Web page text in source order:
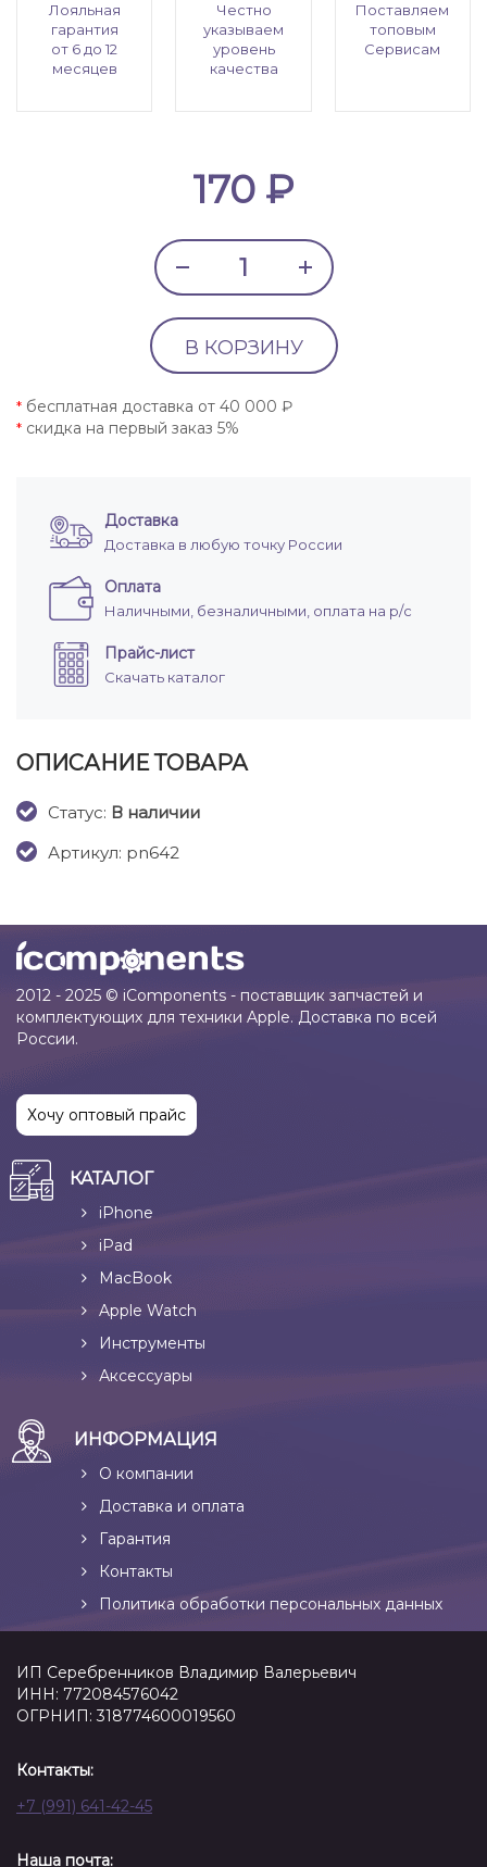
Лояльная
гарантия
от 6 до 12
месяцев
Честно
указываем
уровень
качества
Поставляем
топовым
Сервисам
170 ₽
В КОРЗИНУ
* бесплатная доставка от 40 000 ₽
* скидка на первый заказ 5%
Доставка
Доставка в любую точку России
Оплата
Наличными, безналичными, оплата на р/с
Прайс-лист
Скачать каталог
ОПИСАНИЕ ТОВАРА
Cтатус: В наличии
Артикул: pn642
2012 - 2025 © iComponents - поставщик запчастей и
комплектующих для техники Apple. Доставка по всей
России.
Хочу оптовый прайс
КАТАЛОГ
iPhone
iPad
MacBook
Apple Watch
Инструменты
Аксессуары
ИНФОРМАЦИЯ
О компании
Доставка и оплата
Гарантия
Контакты
Политика обработки персональных данных
ИП Серебренников Владимир Валерьевич
ИНН: 772084576042
ОГРНИП: 318774600019560
Контакты:
+7 (991) 641-42-45
Наша почта: